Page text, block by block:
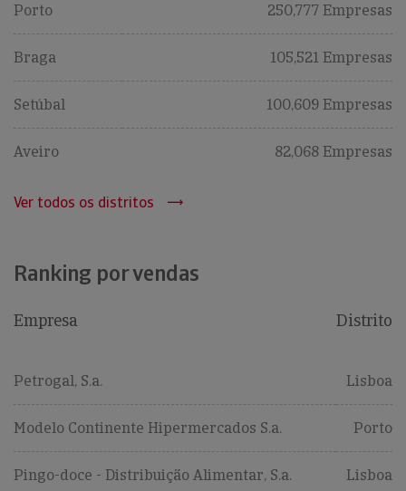
Porto 250,777 Empresas
Braga 105,521 Empresas
Setúbal 100,609 Empresas
Aveiro 82,068 Empresas
Ver todos os distritos
Ranking por vendas
Empresa Distrito
Petrogal, S.a. Lisboa
Modelo Continente Hipermercados S.a. Porto
Pingo-doce - Distribuição Alimentar, S.a. Lisboa